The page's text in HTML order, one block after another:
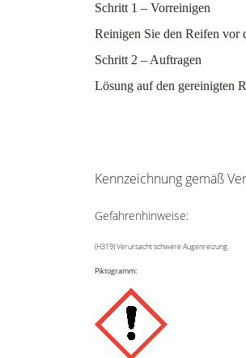
Schritt 1 – Vorreinigen
Reinigen Sie den Reifen
Schritt 2 – Auftragen
Lösung auf den gereinigten
Kennzeichnung gemäß
Gefahrenhinweise:
(H319) Verursacht schwere Augenreizung.
Piktogramm: